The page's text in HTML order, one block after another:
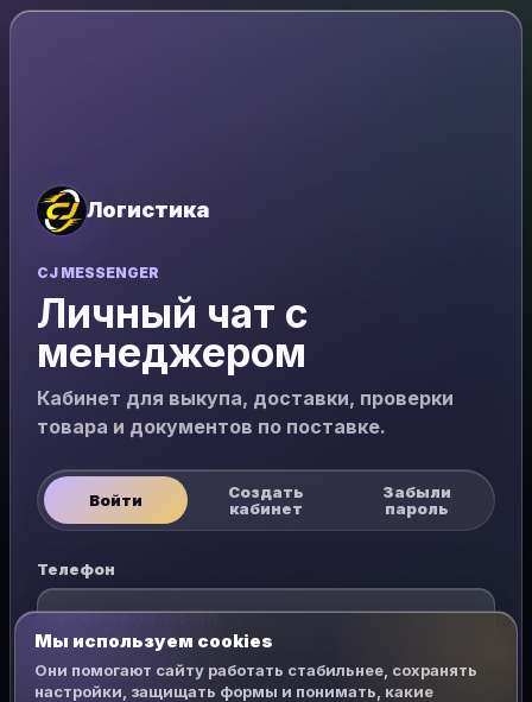
Логистика
CJ MESSENGER
Личный чат с
менеджером
Кабинет для выкупа, доставки, проверки
товара и документов по поставке.
Войти
Создать
кабинет
Забыли
пароль
Телефон
Пароль
Мы используем cookies
Они помогают сайту работать стабильнее, сохранять
настройки, защищать формы и понимать, какие